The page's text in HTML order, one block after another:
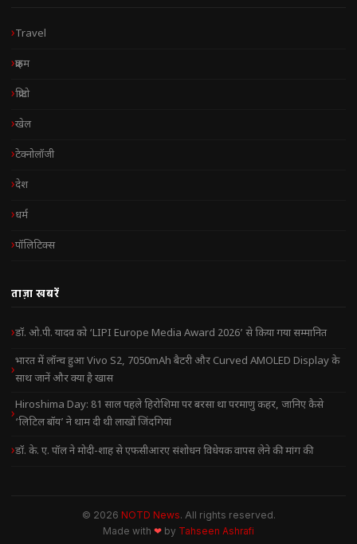
Travel
क्राइम
क्रिप्टो
खेल
टेक्नोलॉजी
देश
धर्म
पॉलिटिक्स
ताज़ा खबरें
डॉ. ओ.पी. यादव को ‘LIPI Europe Media Award 2026’ से किया गया सम्मानित
भारत में लॉन्च हुआ Vivo S2, 7050mAh बैटरी और Curved AMOLED Display के
साथ जानें और क्या है खास
Hiroshima Day: 81 साल पहले हिरोशिमा पर बरसा था परमाणु कहर, जानिए कैसे
‘लिटिल बॉय’ ने थाम दी थी लाखों जिंदगियां
डॉ. के. ए. पॉल ने मोदी-शाह से एफसीआरए संशोधन विधेयक वापस लेने की मांग की
© 2026 NOTD News. All rights reserved.
Made with ❤ by Tahseen Ashrafi